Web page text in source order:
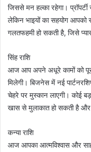
जिससे मन हल्का रहेगा।
लेकिन भाइयों का सहयोग आपको
गलतफहमी हो सकती है, जिसे
सिंह राशि
आज आप अपने अधूरे कामों को
मिलेगी। बिजनेस में नई
चेहरे पर मुस्कान लाएगी। कोई
खास से मुलाकात हो सकती है
कन्या राशि
आज आपका आत्मविश्वास और